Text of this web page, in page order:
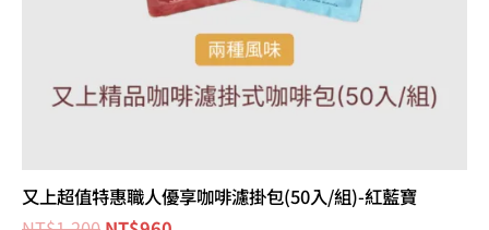
又上超值特惠職人優享咖啡濾掛包(50入/組)-紅藍寶